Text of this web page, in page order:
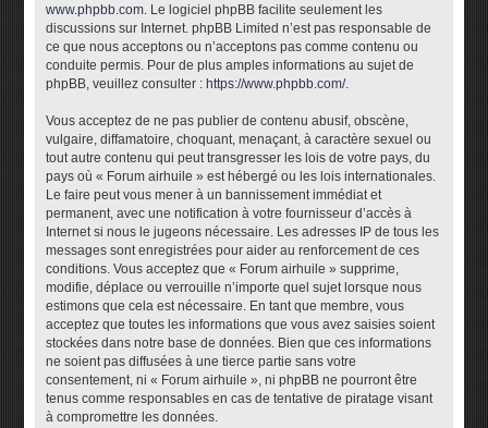
www.phpbb.com. Le logiciel phpBB facilite seulement les
discussions sur Internet. phpBB Limited n’est pas responsable de
ce que nous acceptons ou n’acceptons pas comme contenu ou
conduite permis. Pour de plus amples informations au sujet de
phpBB, veuillez consulter : https://www.phpbb.com/.
Vous acceptez de ne pas publier de contenu abusif, obscène,
vulgaire, diffamatoire, choquant, menaçant, à caractère sexuel ou
tout autre contenu qui peut transgresser les lois de votre pays, du
pays où « Forum airhuile » est hébergé ou les lois internationales.
Le faire peut vous mener à un bannissement immédiat et
permanent, avec une notification à votre fournisseur d’accès à
Internet si nous le jugeons nécessaire. Les adresses IP de tous les
messages sont enregistrées pour aider au renforcement de ces
conditions. Vous acceptez que « Forum airhuile » supprime,
modifie, déplace ou verrouille n’importe quel sujet lorsque nous
estimons que cela est nécessaire. En tant que membre, vous
acceptez que toutes les informations que vous avez saisies soient
stockées dans notre base de données. Bien que ces informations
ne soient pas diffusées à une tierce partie sans votre
consentement, ni « Forum airhuile », ni phpBB ne pourront être
tenus comme responsables en cas de tentative de piratage visant
à compromettre les données.